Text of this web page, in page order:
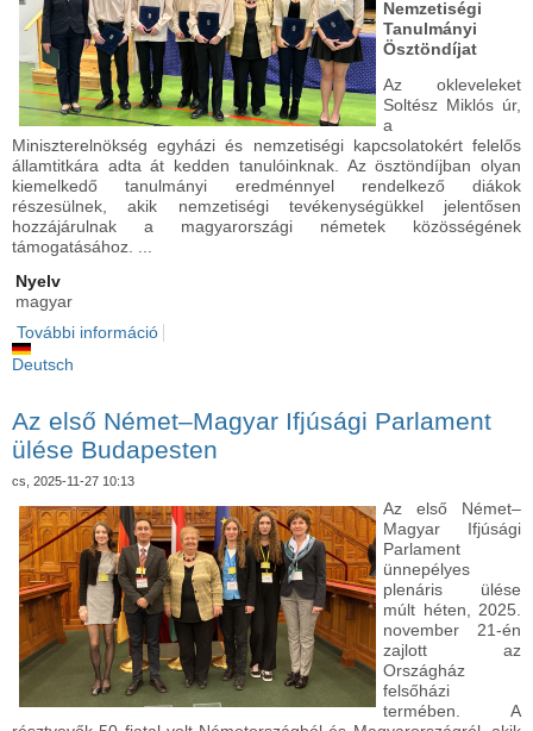
Nemzetiségi
Tanulmányi
Ösztöndíjat
Az okleveleket
Soltész Miklós úr,
a
Miniszterelnökség egyházi és nemzetiségi kapcsolatokért felelős
államtitkára adta át kedden tanulóinknak. Az ösztöndíjban olyan
kiemelkedő tanulmányi eredménnyel rendelkező diákok
részesülnek, akik nemzetiségi tevékenységükkel jelentősen
hozzájárulnak a magyarországi németek közösségének
támogatásához. ...
Nyelv
magyar
További információ
Deutsch
Az első Német–Magyar Ifjúsági Parlament
ülése Budapesten
cs, 2025-11-27 10:13
Az első Német–
Magyar Ifjúsági
Parlament
ünnepélyes
plenáris ülése
múlt héten, 2025.
november 21-én
zajlott az
Országház
felsőházi
termében. A